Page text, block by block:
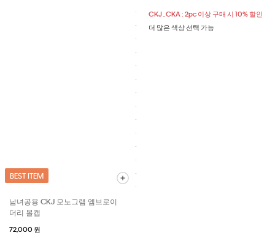
BEST ITEM
남녀공용 CKJ 모노그램 엠브로이
더리 볼캡
72,000 원
CKJ , CKA : 2pc 이상 구매 시 10% 할인
더 많은 색상 선택 가능